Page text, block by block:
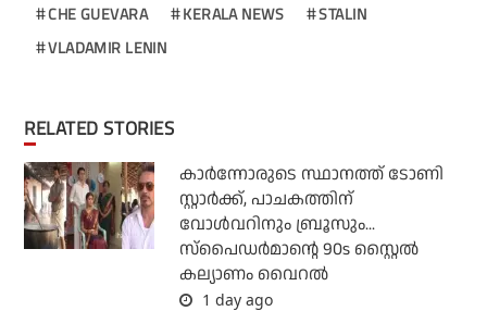
CHE GUEVARA
KERALA NEWS
STALIN
VLADAMIR LENIN
RELATED STORIES
കാര്‍ന്നോരുടെ സ്ഥാനത്ത് ടോണി
സ്റ്റാര്‍ക്ക്, പാചകത്തിന്
വോള്‍വറിനും ബ്രൂസും...
സ്‌പൈഡര്‍മാന്റെ 90s സ്റ്റൈല്‍
കല്യാണം വൈറല്‍
1 day ago